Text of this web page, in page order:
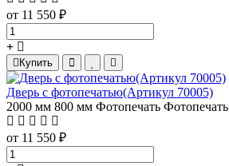
от 11 550 ₽
Купить
Дверь с фотопечатью(Артикул 70005)
2000 мм 800 мм Фотопечать Фотопечать
от 11 550 ₽